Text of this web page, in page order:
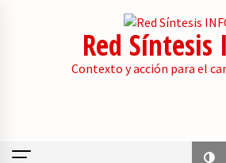
Red Síntesis
Contexto y acción para el